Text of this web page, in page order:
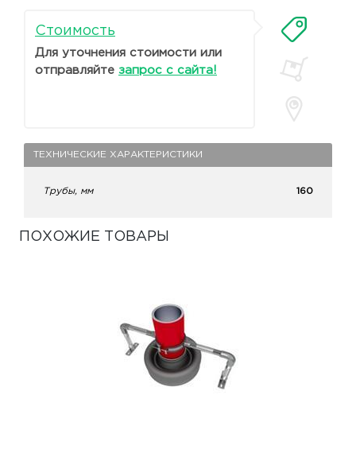
Стоимость
Для уточнения стоимости или
отправляйте запрос с сайта!
ТЕХНИЧЕСКИЕ ХАРАКТЕРИСТИКИ
Трубы, мм 160
ПОХОЖИЕ ТОВАРЫ